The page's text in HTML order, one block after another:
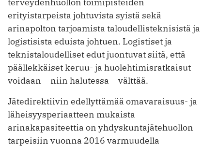
erityistarpeista johtuvista syistä sekä
arinapolton tarjoamista taloudellisteknisistä ja
logistisista eduista joh­tuen. Logistiset ja
teknistaloudelliset edut juontuvat siitä, että
päällekkäiset keruu- ja huolehtimisratkaisut
voidaan – niin halutessa – välttää.
Jätedirektiivin edellyttämää omavaraisuus- ja
läheisyysperiaatteen mukaista
arinakapasiteettia on yhdyskuntajätehuollon
tarpeisiin vuonna 2016 varmuudella